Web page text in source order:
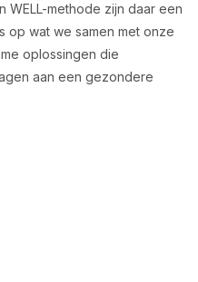
WELL-methode zijn daar een
op wat we samen met onze
oplossingen die
aan een gezondere